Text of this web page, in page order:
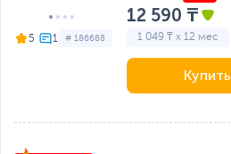
5 # 186688
12 590 ₸
1 049 ₸ x 12 мес
Купить